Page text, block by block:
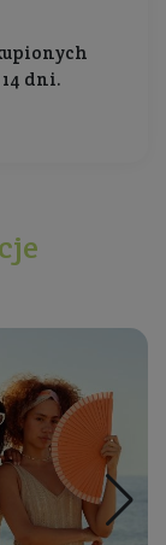
dni.